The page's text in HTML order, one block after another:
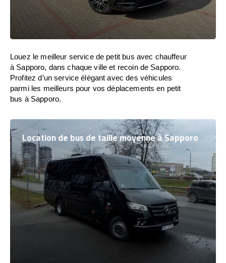
Louez le meilleur service de petit bus avec chauffeur
à Sapporo, dans chaque ville et recoin de Sapporo.
Profitez d’un service élégant avec des véhicules
parmi les meilleurs pour vos déplacements en petit
bus à Sapporo.
Location de bus de taille moyenne à Sapporo